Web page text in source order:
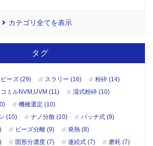
カテゴリ全てを表示
タグ
ビーズ (29) スラリー (16)
粉砕 (14)
コミルNVM,UVM (11)
湿式粉砕 (10)
機種選定 (10)
(10)
ナノ分散 (10)
バッチ式 (9)
ビーズ分離 (9)
発熱 (8)
固形分濃度 (7) 連続式 (7)
磨耗 (7)